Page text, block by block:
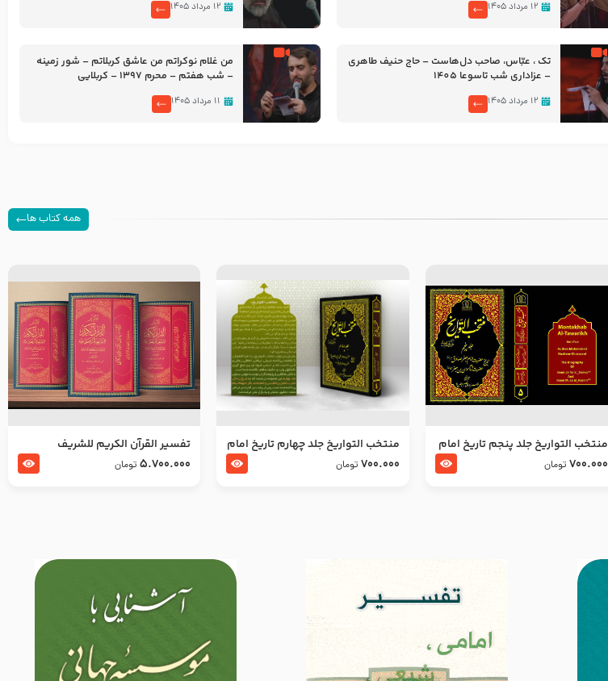
۱۲ مرداد ۱۴۰۵ ۱۲ مرداد ۱۴۰۵
تک ، عبّاس، صاحب دل‌هاست – حاج حنیف طاهری
– عزاداری شب تاسوعا 1405
۱۲ مرداد ۱۴۰۵
من غلام نوکراتم من عاشق کربلاتم – شور زمینه
– شب هفتم – محرم 1397 – کربلایی
۱۱ مرداد ۱۴۰۵
همه کتاب ها
منتخب التواریخ جلد پنجم تاریخ امام
جعفر صادق و امام موسی بن جعفر
700.000 تومان
منتخب التواریخ جلد چهارم تاریخ امام
زین العابدین و امام محمد باقر
700.000 تومان
تفسير القرآن الكريم للشريف
المرتضي قدس سرّه
5.700.000 تومان